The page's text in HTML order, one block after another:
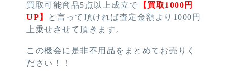
買取可能商品5点以上成立で 【買取1000円
UP】
と言って頂ければ査定金額より1000円
上乗せさせて頂きます。
この機会に是非不用品をまとめてお売りく
ださい！！